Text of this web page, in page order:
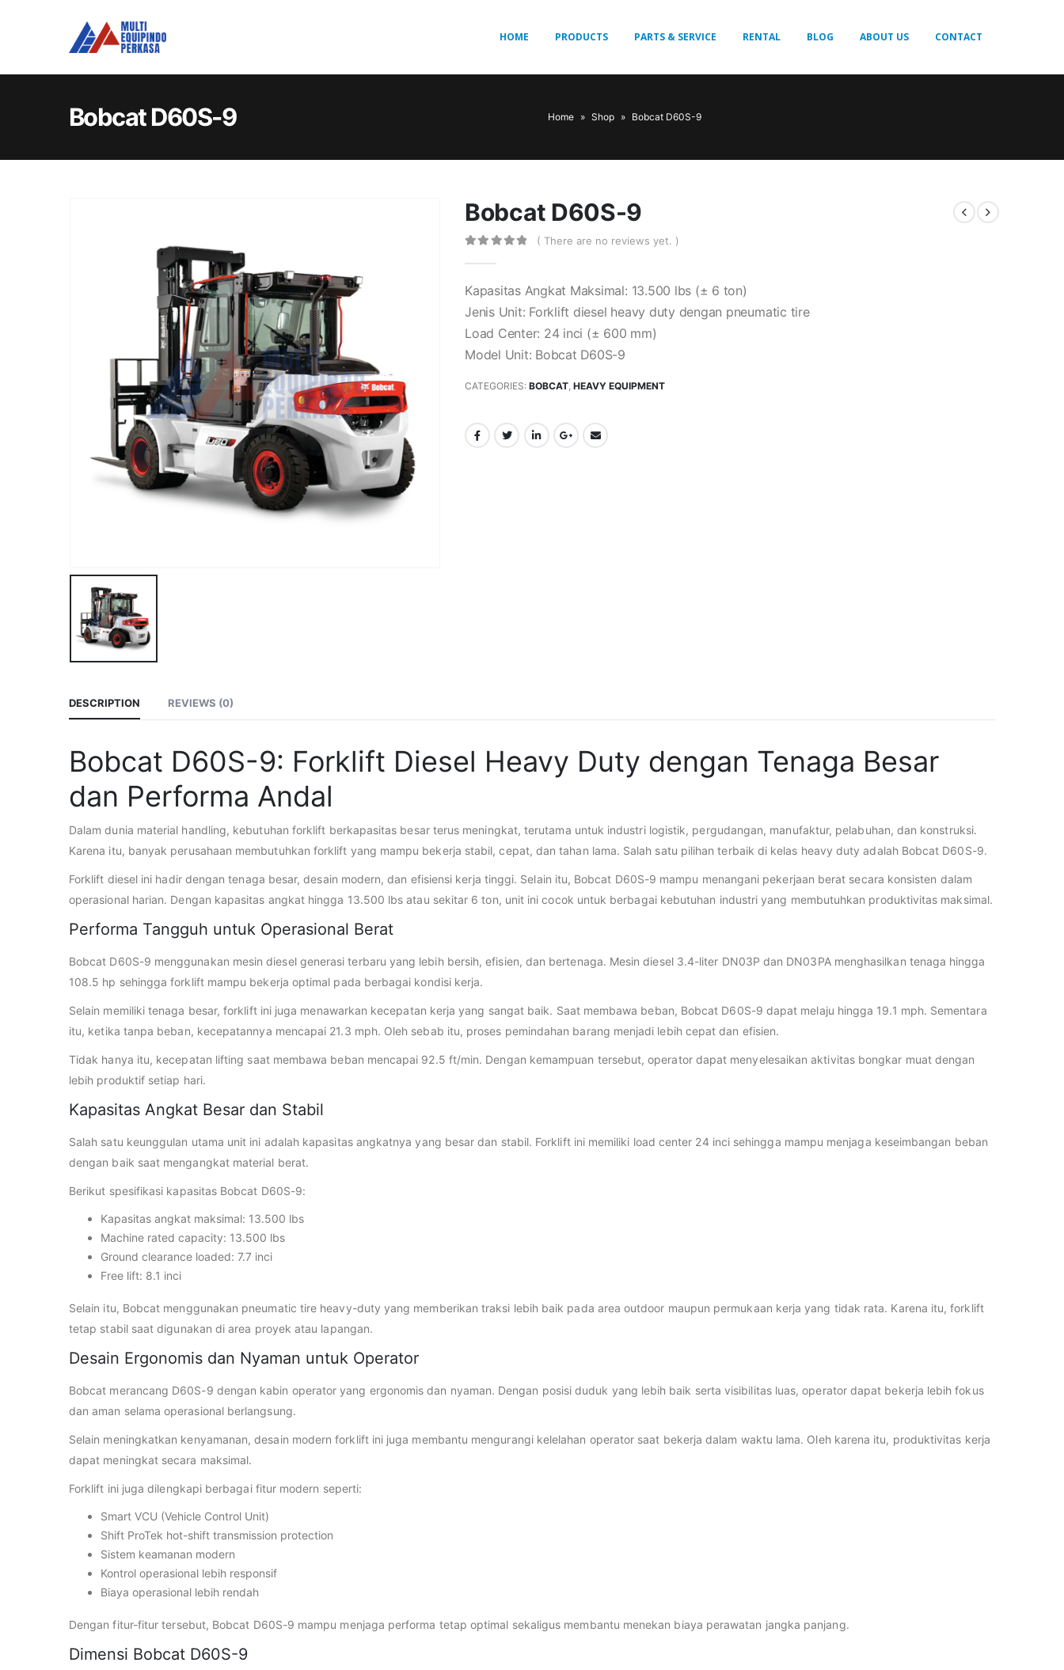
HOME PRODUCTS PARTS & SERVICE RENTAL BLOG ABOUT US CONTACT
Bobcat D60S-9 Home » Shop » Bobcat D60S-9
Bobcat D60S-9
( There are no reviews yet. )
Kapasitas Angkat Maksimal: 13.500 lbs (± 6 ton)
Jenis Unit: Forklift diesel heavy duty dengan pneumatic tire
Load Center: 24 inci (± 600 mm)
Model Unit: Bobcat D60S-9
CATEGORIES: BOBCAT, HEAVY EQUIPMENT
DESCRIPTION REVIEWS (0)
Bobcat D60S-9: Forklift Diesel Heavy Duty dengan Tenaga Besar
dan Performa Andal
Dalam dunia material handling, kebutuhan forklift berkapasitas besar terus meningkat, terutama untuk industri logistik, pergudangan, manufaktur, pelabuhan, dan konstruksi.
Karena itu, banyak perusahaan membutuhkan forklift yang mampu bekerja stabil, cepat, dan tahan lama. Salah satu pilihan terbaik di kelas heavy duty adalah Bobcat D60S-9.
Forklift diesel ini hadir dengan tenaga besar, desain modern, dan efisiensi kerja tinggi. Selain itu, Bobcat D60S-9 mampu menangani pekerjaan berat secara konsisten dalam
operasional harian. Dengan kapasitas angkat hingga 13.500 lbs atau sekitar 6 ton, unit ini cocok untuk berbagai kebutuhan industri yang membutuhkan produktivitas maksimal.
Performa Tangguh untuk Operasional Berat
Bobcat D60S-9 menggunakan mesin diesel generasi terbaru yang lebih bersih, efisien, dan bertenaga. Mesin diesel 3.4-liter DN03P dan DN03PA menghasilkan tenaga hingga
108.5 hp sehingga forklift mampu bekerja optimal pada berbagai kondisi kerja.
Selain memiliki tenaga besar, forklift ini juga menawarkan kecepatan kerja yang sangat baik. Saat membawa beban, Bobcat D60S-9 dapat melaju hingga 19.1 mph. Sementara
itu, ketika tanpa beban, kecepatannya mencapai 21.3 mph. Oleh sebab itu, proses pemindahan barang menjadi lebih cepat dan efisien.
Tidak hanya itu, kecepatan lifting saat membawa beban mencapai 92.5 ft/min. Dengan kemampuan tersebut, operator dapat menyelesaikan aktivitas bongkar muat dengan
lebih produktif setiap hari.
Kapasitas Angkat Besar dan Stabil
Salah satu keunggulan utama unit ini adalah kapasitas angkatnya yang besar dan stabil. Forklift ini memiliki load center 24 inci sehingga mampu menjaga keseimbangan beban
dengan baik saat mengangkat material berat.
Berikut spesifikasi kapasitas Bobcat D60S-9:
Kapasitas angkat maksimal: 13.500 lbs
Machine rated capacity: 13.500 lbs
Ground clearance loaded: 7.7 inci
Free lift: 8.1 inci
Selain itu, Bobcat menggunakan pneumatic tire heavy-duty yang memberikan traksi lebih baik pada area outdoor maupun permukaan kerja yang tidak rata. Karena itu, forklift
tetap stabil saat digunakan di area proyek atau lapangan.
Desain Ergonomis dan Nyaman untuk Operator
Bobcat merancang D60S-9 dengan kabin operator yang ergonomis dan nyaman. Dengan posisi duduk yang lebih baik serta visibilitas luas, operator dapat bekerja lebih fokus
dan aman selama operasional berlangsung.
Selain meningkatkan kenyamanan, desain modern forklift ini juga membantu mengurangi kelelahan operator saat bekerja dalam waktu lama. Oleh karena itu, produktivitas kerja
dapat meningkat secara maksimal.
Forklift ini juga dilengkapi berbagai fitur modern seperti:
Smart VCU (Vehicle Control Unit)
Shift ProTek hot-shift transmission protection
Sistem keamanan modern
Kontrol operasional lebih responsif
Biaya operasional lebih rendah
Dengan fitur-fitur tersebut, Bobcat D60S-9 mampu menjaga performa tetap optimal sekaligus membantu menekan biaya perawatan jangka panjang.
Dimensi Bobcat D60S-9